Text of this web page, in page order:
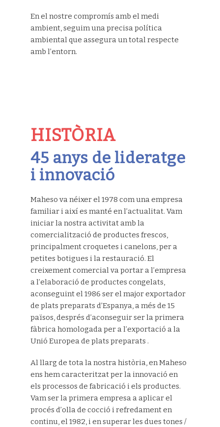
En el nostre compromís amb el medi
ambient, seguim una precisa política
ambiental que assegura un total respecte
amb l’entorn.
HISTÒRIA
45 anys de lideratge
i innovació
Maheso va néixer el 1978 com una empresa
familiar i així es manté en l’actualitat. Vam
iniciar la nostra activitat amb la
comercialització de productes frescos,
principalment croquetes i canelons, per a
petites botigues i la restauració. El
creixement comercial va portar a l’empresa
a l’elaboració de productes congelats,
aconseguint el 1986 ser el major exportador
de plats preparats d’Espanya, a més de 15
països, després d’aconseguir ser la primera
fàbrica homologada per a l’exportació a la
Unió Europea de plats preparats .
Al llarg de tota la nostra història, en Maheso
ens hem caracteritzat per la innovació en
els processos de fabricació i els productes.
Vam ser la primera empresa a aplicar el
procés d’olla de cocció i refredament en
continu, el 1982, i en superar les dues tones /